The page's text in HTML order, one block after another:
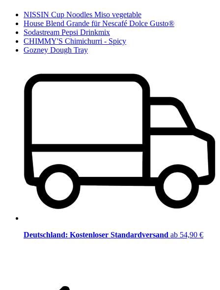
NISSIN Cup Noodles Miso vegetable
House Blend Grande für Nescafé Dolce Gusto®
Sodastream Pepsi Drinkmix
CHIMMY'S Chimichurri - Spicy
Gozney Dough Tray
Deutschland: Kostenloser Standardversand ab 54,90 €